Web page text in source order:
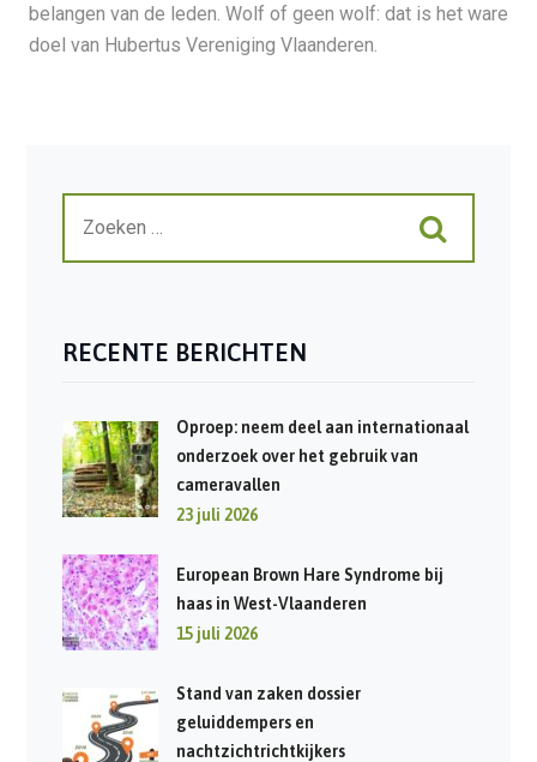
belangen van de leden. Wolf of geen wolf: dat is het ware
doel van Hubertus Vereniging Vlaanderen.
RECENTE BERICHTEN
Oproep: neem deel aan internationaal
onderzoek over het gebruik van
cameravallen
23 juli 2026
European Brown Hare Syndrome bij
haas in West-Vlaanderen
15 juli 2026
Stand van zaken dossier
geluiddempers en
nachtzichtrichtkijkers